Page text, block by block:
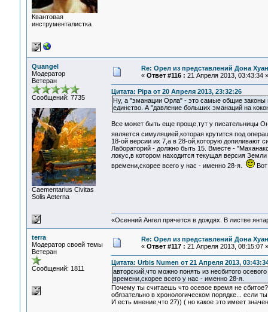
Квантовая
инструменталистка
Quangel
Модератор
Ветеран
Сообщений: 7735
Сaementarius Civitas
Solis Aeterna
Re: Орел из представлений Дона
« Ответ #116 : 21 Апреля 2013, 03:43:34 »
Цитата: Pipa от 20 Апреля 2013, 23:32:26
Ну, а "эманации Орла" - это самые общие
единство. А "давление больших эманаций на
Все может быть еще проще,тут у писательницы
является симуляцией,которая крутится под
18-ой версии их 7,а в 28-ой,которую допиливают
Лабораторий - должно быть 15. Вместе -
локус,в котором находится текущая версия
времени,скорее всего у нас - именно 28-я.
Вот
«Осенний Ангел прячется в дождях. В листве
terra
Модератор своей темы
Ветеран
Сообщений: 1811
Re: Орел из представлений Дона
« Ответ #117 : 21 Апреля 2013, 08:15:07 »
Цитата: Urbis Numen от 21 Апреля 2013,
авторский,что можно понять из несбитого осевого
времени,скорее всего у нас - именно 28-я.
Почему ты считаешь что осевое время не
обязательно в хронологическом порядке... если
И есть мнение,что 27)) ( но какое это имеет